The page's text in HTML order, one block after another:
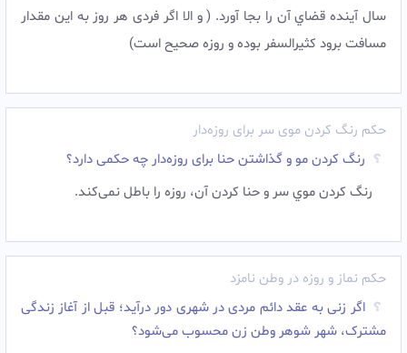
سال آينده قضاي آن را بجا آورد. ( و الا اگر فردی هر روز به این مقدار
مسافت برود کثیرالسفر بوده و روزه صحیح است)
حکم رنگ کردن موی سر برای روزه‌دار
رنگ کردن مو و گذاشتن حنا برای روزه‌دار چه حکمی دارد؟
رنگ کردن موي سر و حنا کردن آن، روزه را باطل نمی‌کند.
حکم نماز و روزه در وطن نامزد
اگر زنی به عقد دائم مردی در شهری دور درآید؛ قبل از آغاز زندگى
مشترک، شهر شوهر وطن زن محسوب می‌شود؟